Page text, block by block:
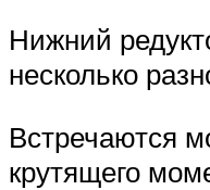
Нижний
несколько
Встречаются
крутящего